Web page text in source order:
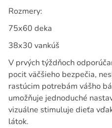
Rozmery:
75x60 deka
38x30 vankúš
V prvých týždňoch
pocit väčšieho bezpečia,
rastúcim potrebám vášho
umožňuje jednoduché
vizuálne stimuluje dieťa
látok.